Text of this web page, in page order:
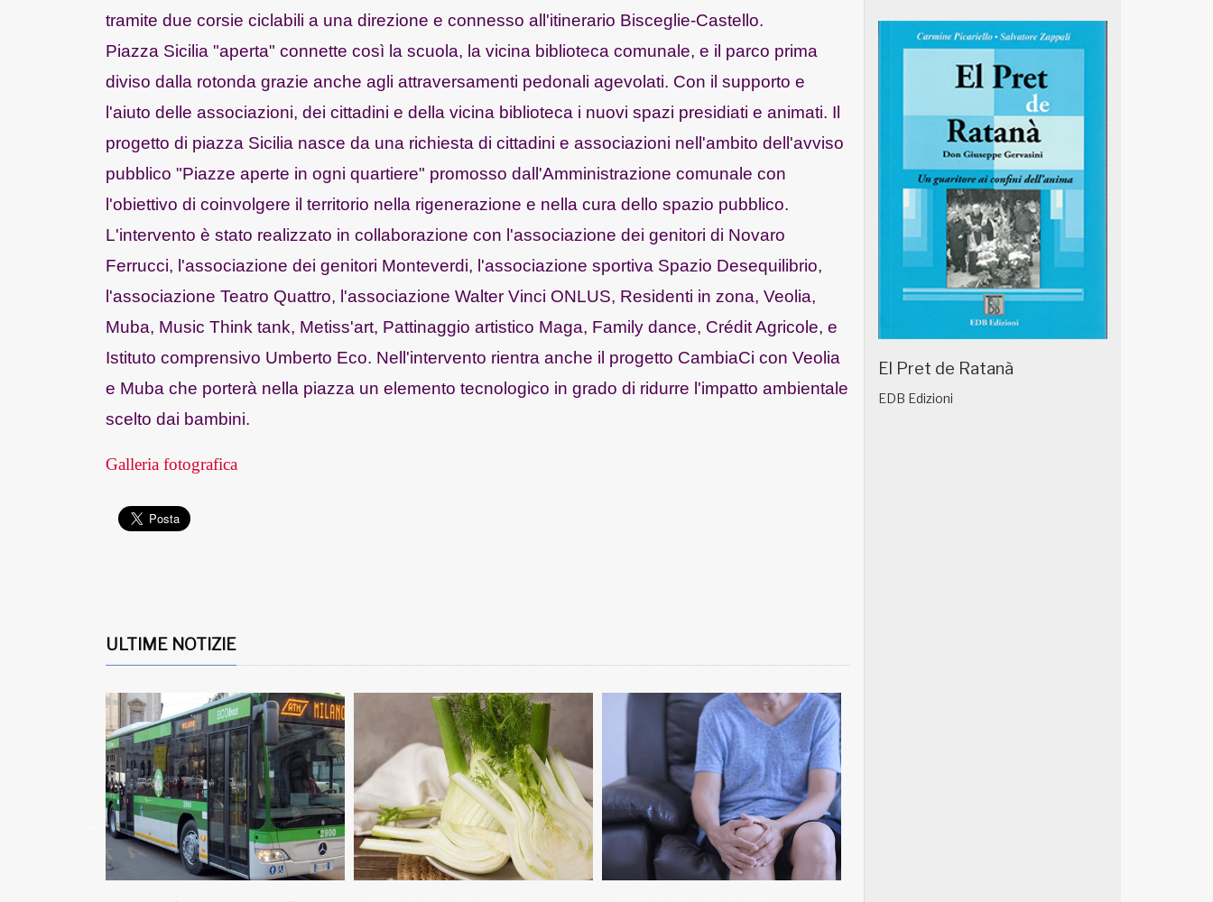
tramite due corsie ciclabili a una direzione e connesso all'itinerario Bisceglie-Castello.
Piazza Sicilia "aperta" connette così la scuola, la vicina biblioteca comunale, e il parco prima
diviso dalla rotonda grazie anche agli attraversamenti pedonali agevolati. Con il supporto e
l'aiuto delle associazioni, dei cittadini e della vicina biblioteca i nuovi spazi presidiati e animati. Il
progetto di piazza Sicilia nasce da una richiesta di cittadini e associazioni nell'ambito dell'avviso
pubblico "Piazze aperte in ogni quartiere" promosso dall'Amministrazione comunale con
l'obiettivo di coinvolgere il territorio nella rigenerazione e nella cura dello spazio pubblico.
L'intervento è stato realizzato in collaborazione con l'associazione dei genitori di Novaro
Ferrucci, l'associazione dei genitori Monteverdi, l'associazione sportiva Spazio Desequilibrio,
l'associazione Teatro Quattro, l'associazione Walter Vinci ONLUS, Residenti in zona, Veolia,
Muba, Music Think tank, Metiss'art, Pattinaggio artistico Maga, Family dance, Crédit Agricole, e
Istituto comprensivo Umberto Eco. Nell'intervento rientra anche il progetto CambiaCi con Veolia
e Muba che porterà nella piazza un elemento tecnologico in grado di ridurre l'impatto ambientale
scelto dai bambini.
Galleria fotografica
ULTIME NOTIZIE
El Pret de Ratanà
EDB Edizioni